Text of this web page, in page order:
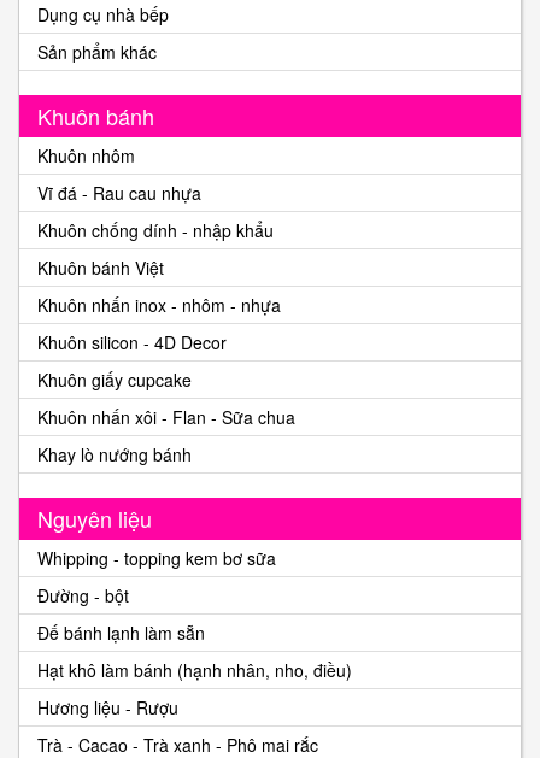
Dụng cụ nhà bếp
Sản phẩm khác
Khuôn bánh
Khuôn nhôm
Vĩ đá - Rau cau nhựa
Khuôn chống dính - nhập khẩu
Khuôn bánh Việt
Khuôn nhấn inox - nhôm - nhựa
Khuôn silicon - 4D Decor
Khuôn giấy cupcake
Khuôn nhấn xôi - Flan - Sữa chua
Khay lò nướng bánh
Nguyên liệu
Whipping - topping kem bơ sữa
Đường - bột
Đế bánh lạnh làm sẵn
Hạt khô làm bánh (hạnh nhân, nho, điều)
Hương liệu - Rượu
Trà - Cacao - Trà xanh - Phô mai rắc